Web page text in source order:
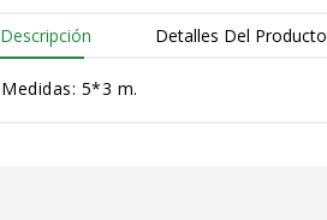
Descripción Detalles Del Producto
Medidas: 5*3 m.